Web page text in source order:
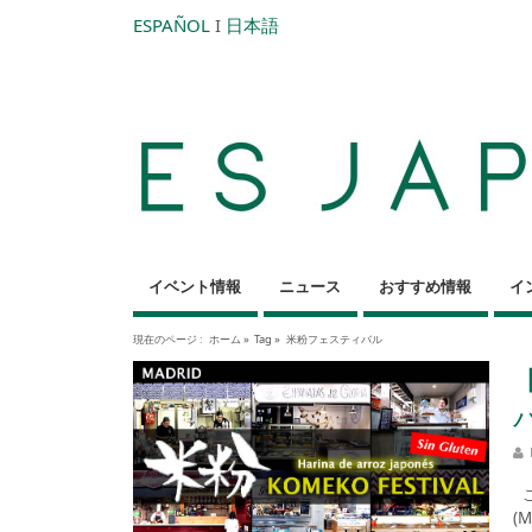
ESPAÑOL I 日本語
イベント情報 ニュース おすすめ情報 イ
現在のページ : ホーム » Tag » 米粉フェスティバル